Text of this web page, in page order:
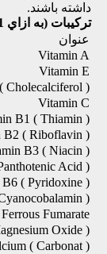
داشته باشند.
ترکیبات (به ازاي 1 کپسول
عنوان
Vitamin A
Vitamin E
Cholecalciferol )
Vitamin C
B1 ( Thiamin )
B2 ( Riboflavin )
B3 ( Niacin )
Acid )
( Pyridoxine )
)
Ferrous Fumarate
Oxide )
( Carbonat )